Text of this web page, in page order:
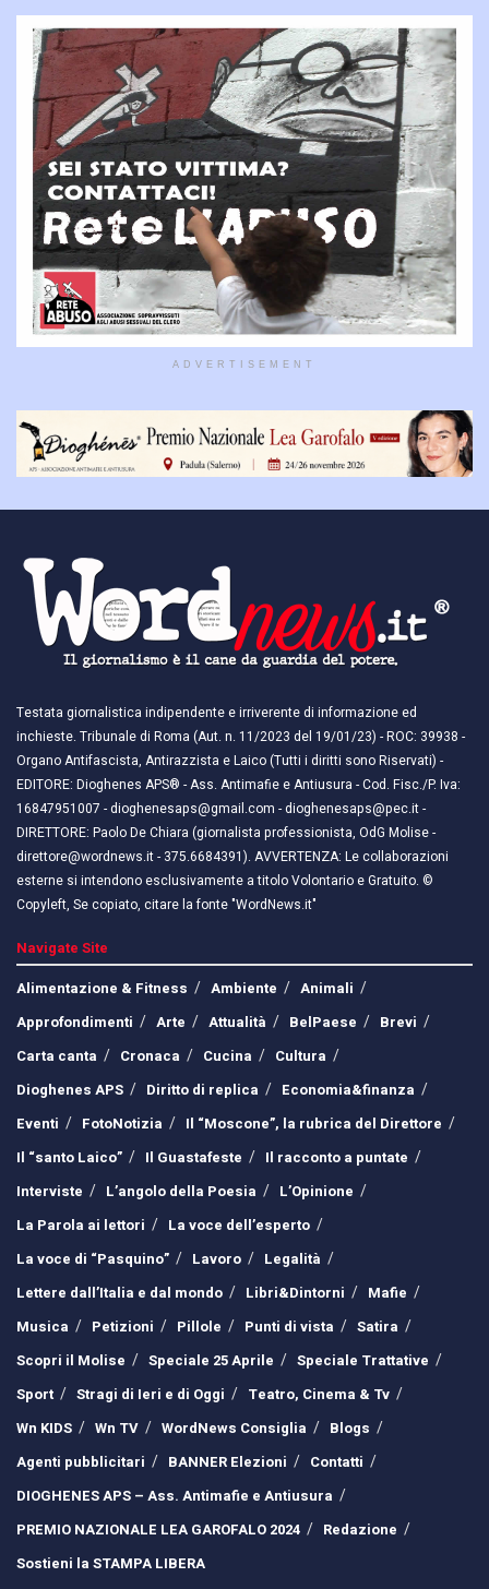
ADVERTISEMENT
Testata giornalistica indipendente e irriverente di informazione ed
inchieste. Tribunale di Roma (Aut. n. 11/2023 del 19/01/23) - ROC: 39938 -
Organo Antifascista, Antirazzista e Laico (Tutti i diritti sono Riservati) -
EDITORE: Dioghenes APS® - Ass. Antimafie e Antiusura - Cod. Fisc./P. Iva:
16847951007 - dioghenesaps@gmail.com - dioghenesaps@pec.it - ​​
DIRETTORE: Paolo De Chiara (giornalista professionista, OdG Molise -
direttore@wordnews.it - ​​375.6684391). AVVERTENZA: Le collaborazioni
esterne si intendono esclusivamente a titolo Volontario e Gratuito. ©
Copyleft, Se copiato, citare la fonte "WordNews.it"
Navigate Site
Alimentazione & Fitness
Ambiente
Animali
Approfondimenti
Arte Attualità BelPaese
Brevi
Carta canta
Cronaca Cucina
Cultura
Dioghenes APS
Diritto di replica
Economia&finanza
Eventi
FotoNotizia
Il “Moscone”, la rubrica del Direttore
Il “santo Laico”
Il Guastafeste
Il racconto a puntate
Interviste
L’angolo della Poesia
L’Opinione
La Parola ai lettori
La voce dell’esperto
La voce di “Pasquino”
Lavoro
Legalità
Lettere dall’Italia e dal mondo
Libri&Dintorni
Mafie
Musica
Petizioni Pillole Punti di vista
Satira
Scopri il Molise
Speciale 25 Aprile
Speciale Trattative
Sport
Stragi di Ieri e di Oggi
Teatro, Cinema & Tv
Wn KIDS
Wn TV WordNews Consiglia
Blogs
Agenti pubblicitari
BANNER Elezioni
Contatti
DIOGHENES APS – Ass. Antimafie e Antiusura
PREMIO NAZIONALE LEA GAROFALO 2024
Redazione
Sostieni la STAMPA LIBERA